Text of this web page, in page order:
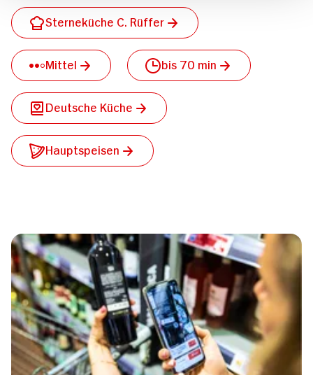
Sterneküche C. Rüffer
Mittel bis 70 min
Deutsche Küche
Hauptspeisen